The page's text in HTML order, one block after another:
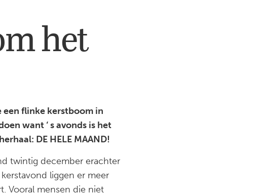
het
een flinke kerstboom in
want ‘ s avonds is het
DE HELE MAAND!
twintig december erachter
liggen er meer
Vooral mensen die niet